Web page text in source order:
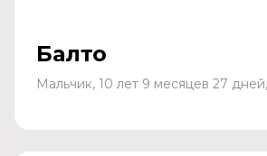
Балто
Мальчик, 10 лет 9 месяцев 27